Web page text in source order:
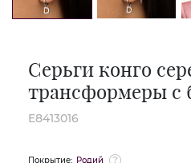
Серьги конго
трансформеры с
E8413016
Покрытие: Родий